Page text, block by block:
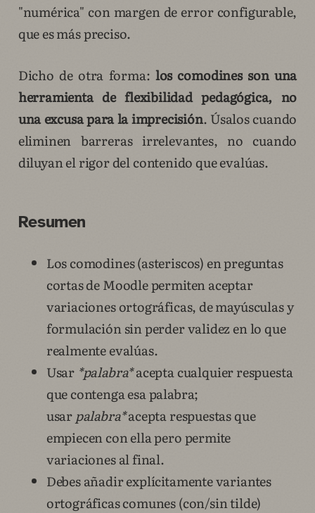
"numérica" con margen de error configurable,
que es más preciso.
Dicho de otra forma: los comodines son una
herramienta de flexibilidad pedagógica, no
una excusa para la imprecisión. Úsalos cuando
eliminen barreras irrelevantes, no cuando
diluyan el rigor del contenido que evalúas.
Resumen
Los comodines (asteriscos) en preguntas
cortas de Moodle permiten aceptar
variaciones ortográficas, de mayúsculas y
formulación sin perder validez en lo que
realmente evalúas.
Usar *palabra*acepta cualquier respuesta
que contenga esa palabra;
usar palabra*acepta respuestas que
empiecen con ella pero permite
variaciones al final.
Debes añadir explícitamente variantes
ortográficas comunes (con/sin tilde)